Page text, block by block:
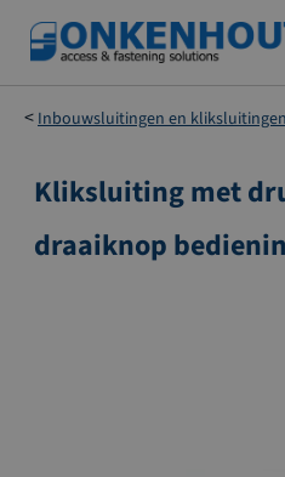
Ga
naar
de
inhoud
Inbouwsluitingen en
Ga
het
Kliksluiting met
draaiknop